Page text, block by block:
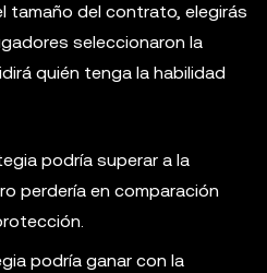
tamaño del contrato, elegirás
seleccionaron la
quién tenga la habilidad
podría superar a la
perdería en comparación
podría ganar con la